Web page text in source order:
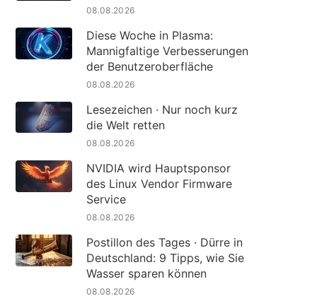
08.08.2026
Diese Woche in Plasma:
Mannigfaltige Verbesserungen
der Benutzeroberfläche
08.08.2026
Lesezeichen · Nur noch kurz
die Welt retten
08.08.2026
NVIDIA wird Hauptsponsor
des Linux Vendor Firmware
Service
08.08.2026
Postillon des Tages · Dürre in
Deutschland: 9 Tipps, wie Sie
Wasser sparen können
08.08.2026